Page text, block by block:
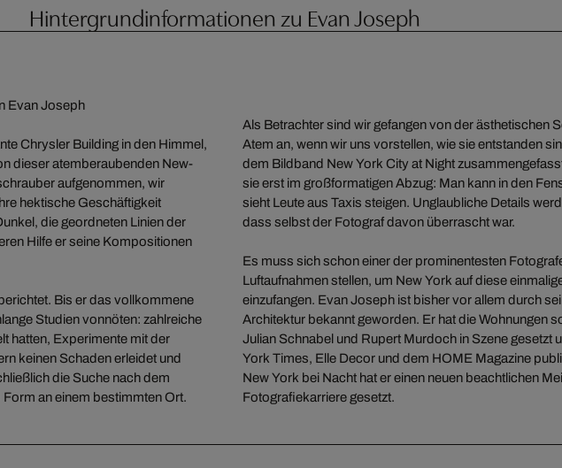
Hintergrundinformationen zu Evan Joseph
Evan Joseph
Chrysler Building in den Himmel,
dieser atemberaubenden New-
aufgenommen, wir
hektische Geschäftigkeit
die geordneten Linien der
Hilfe er seine Kompositionen
Bis er das vollkommene
Studien vonnöten: zahlreiche
hatten, Experimente mit der
keinen Schaden erleidet und
die Suche nach dem
an einem bestimmten Ort.
Als Betrachter sind wir gefangen von der ästhetischen
Atem an, wenn wir uns vorstellen, wie sie entstanden
dem Bildband New York City at Night
sie erst im großformatigen Abzug: Man kann in den
sieht Leute aus Taxis steigen. Unglaubliche Details
dass selbst der Fotograf davon überrascht war.
Es muss sich schon einer der prominentesten
Luftaufnahmen stellen, um New York auf diese
einzufangen. Evan Joseph ist bisher vor allem durch
Architektur bekannt geworden. Er hat die Wohnungen
Julian Schnabel und Rupert Murdoch in Szene gesetzt
York Times, Elle Decor und dem HOME Magazine
New York bei Nacht hat er einen neuen beachtlichen
Fotografiekarriere gesetzt.